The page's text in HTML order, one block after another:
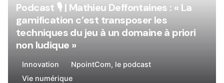
Podcast 🎙| Mathieu Deffontaines : « La
gamification c’est transposer les
techniques du jeu à un domaine à priori
non ludique »
Innovation
NpointCom, le podcast
Vie numérique